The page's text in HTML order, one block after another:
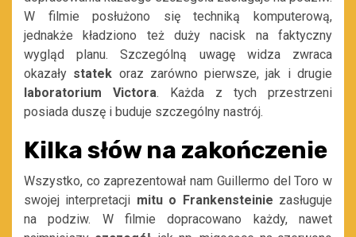
W filmie posłużono się techniką komputerową,
jednakże kładziono też duży nacisk na faktyczny
wygląd planu. Szczególną uwagę widza zwraca
okazały statek oraz zarówno pierwsze, jak i drugie
laboratorium Victora. Każda z tych przestrzeni
posiada duszę i buduje szczególny nastrój.
Kilka słów na zakończenie
Wszystko, co zaprezentował nam Guillermo del Toro w
swojej interpretacji mitu o Frankensteinie zasługuje
na podziw. W filmie dopracowano każdy, nawet